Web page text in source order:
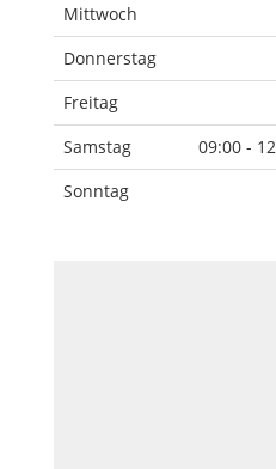
Mittwoch
Donnerstag
Freitag
Samstag
09:00 -
Sonntag